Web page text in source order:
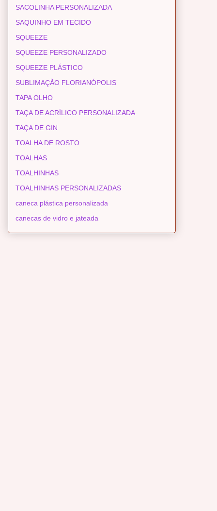
SACOLINHA PERSONALIZADA
SAQUINHO EM TECIDO
SQUEEZE
SQUEEZE PERSONALIZADO
SQUEEZE PLÁSTICO
SUBLIMAÇÃO FLORIANÓPOLIS
TAPA OLHO
TAÇA DE ACRÍLICO PERSONALIZADA
TAÇA DE GIN
TOALHA DE ROSTO
TOALHAS
TOALHINHAS
TOALHINHAS PERSONALIZADAS
caneca plástica personalizada
canecas de vidro e jateada